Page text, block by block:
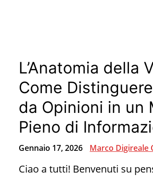
L’Anatomia della
Come
da Opinioni in un
Pieno di
Gennaio 17, 2026 Marco Digireale
Ciao a tutti! Benvenuti su